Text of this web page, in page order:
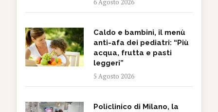
6 Agosto 2026
Caldo e bambini, il menù
anti-afa dei pediatri: “Più
acqua, frutta e pasti
leggeri”
5 Agosto 2026
Policlinico di Milano, la